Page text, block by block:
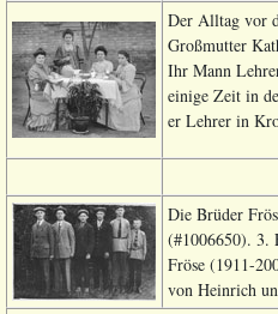
Der Alltag vor
Großmutter
Ihr Mann
einige Zeit in
er Lehrer in
Die Brüder
(#1006650). 3.
Fröse (1911-
von Heinrich